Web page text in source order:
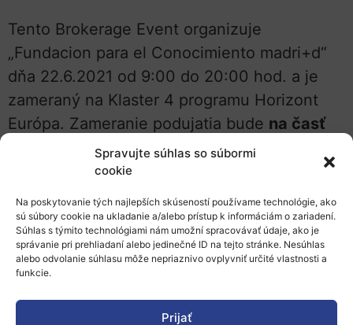
Spravujte súhlas so súbormi
cookie
Na poskytovanie tých najlepších skúseností používame technológie, ako
sú súbory cookie na ukladanie a/alebo prístup k informáciám o zariadení.
Súhlas s týmito technológiami nám umožní spracovávať údaje, ako je
správanie pri prehliadaní alebo jedinečné ID na tejto stránke. Nesúhlas
alebo odvolanie súhlasu môže nepriaznivo ovplyvniť určité vlastnosti a
funkcie.
Prijať
Tento Brokerage Event organizuje
„Fundacion para el Conocimiento madri+d“
dňa 22.6.2021 od 9:00 do 20:00 hod. a je
zameraný na Klaster 4 programu Horizont
Európa. Zameranie podujatia bude na časť
, ktorá je v pracovnom programe
Klastra 4 v destinácii 1 a destinácii 2.
Podujatie sa bude konať onlinena platforme
b2match.
Registrácia je otvorená do 22.6.2021.
Viac informácií a možnosť registrácie